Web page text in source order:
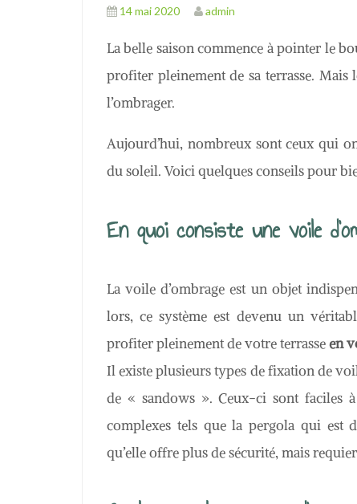
14 mai 2020 admin
La belle saison commence à pointer le
profiter pleinement de sa terrasse.
l’ombrager.
Aujourd’hui, nombreux sont ceux qui
du soleil. Voici quelques conseils pour
En quoi consiste une voile
La voile d’ombrage est un objet
lors, ce système est devenu un
profiter pleinement de votre terrasseen
Il existe plusieurs types de fixation de
de « sandows ». Ceux-ci sont faciles
complexes tels que la pergola qui est
qu’elle offre plus de sécurité, mais